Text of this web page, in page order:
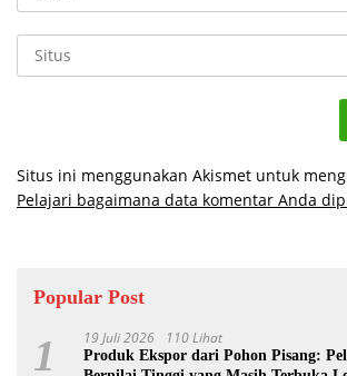
Situs ini menggunakan Akismet untuk
Pelajari bagaimana data komentar Anda
Popular Post
1 19 Juli 2026 110 Lihat
Produk Ekspor dari Pohon Pisang: